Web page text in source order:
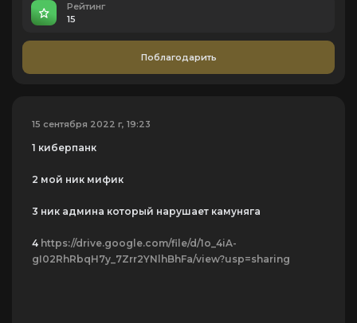
Рейтинг
15
Поблагодарить
15 сентября 2022 г, 19:23
1 киберпанк
2 мой ник мифик
3 ник админа который нарушает камуняга
4 https://drive.google.com/file/d/1o_4iA-
gI02RhRbqH7y_7Zrr2YNlhBhFa/view?usp=sharing